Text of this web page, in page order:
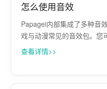
怎么使用音效
Papagei内部集成了多种音
戏与动漫常见的音效包。您
中，任意使用音效包，来达
查看详情>>